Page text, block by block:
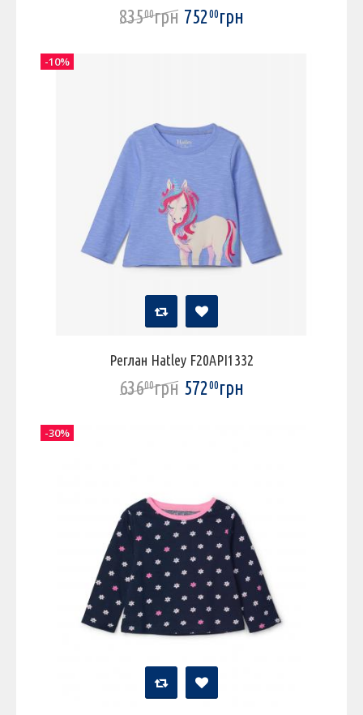
83500грн 75200грн
Реглан Hatley F20API1332
63600грн 57200грн
-10%
-30%